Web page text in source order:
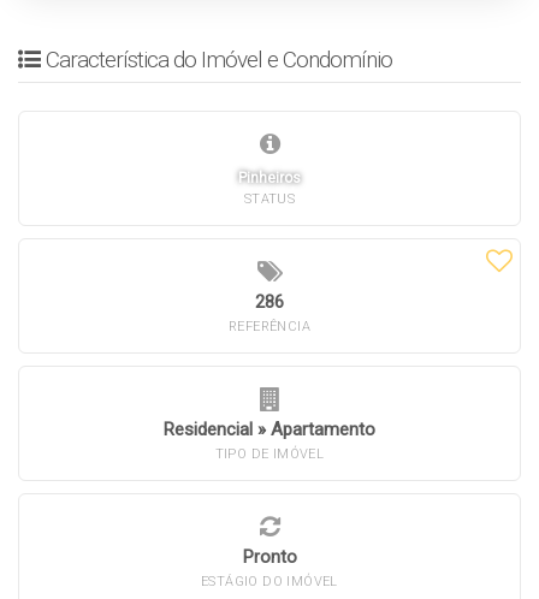
Característica do Imóvel e Condomínio
Pinheiros
STATUS
286
REFERÊNCIA
Residencial » Apartamento
TIPO DE IMÓVEL
Pronto
ESTÁGIO DO IMÓVEL